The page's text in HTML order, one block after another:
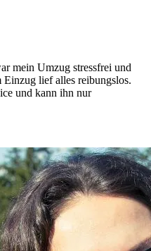
mein Umzug stressfrei und
Einzug lief alles reibungslos.
und kann ihn nur